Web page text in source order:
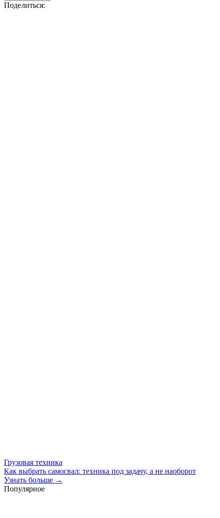
Поделиться:
Грузовая техника
Как выбрать самосвал: техника под задачу, а не наоборот
Узнать больше →
Популярное